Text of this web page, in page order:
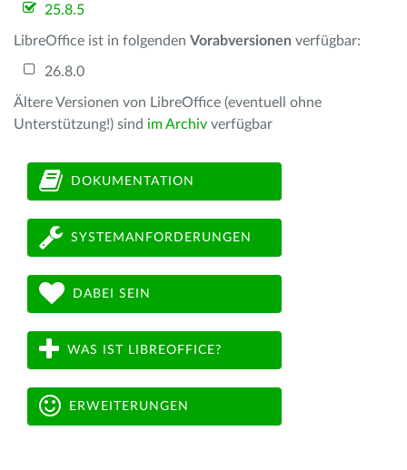
25.8.5
LibreOffice ist in folgenden Vorabversionen verfügbar:
26.8.0
Ältere Versionen von LibreOffice (eventuell ohne
Unterstützung!) sind im Archiv verfügbar
DOKUMENTATION
SYSTEMANFORDERUNGEN
DABEI SEIN
WAS IST LIBREOFFICE?
ERWEITERUNGEN